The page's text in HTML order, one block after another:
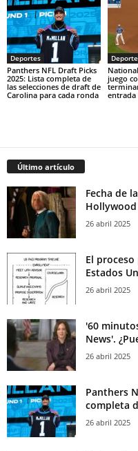
Deportes
Panthers NFL Draft Picks
2025: Lista completa de
las selecciones de draft de
Carolina para cada ronda
juego
entrada
Último artículo
Fecha de
26 abril 2025
El
Estados
26 abril 2025
'60
News'.
26 abril 2025
Panthers
completa
26 abril 2025